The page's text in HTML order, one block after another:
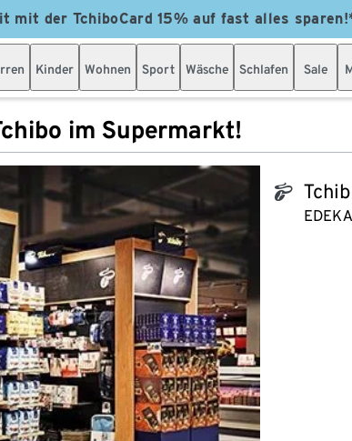
mit der TchiboCard 15% auf fast alles
Kinder Wohnen Sport Wäsche Schlafen Sale
im Supermarkt!
tchibo_logo